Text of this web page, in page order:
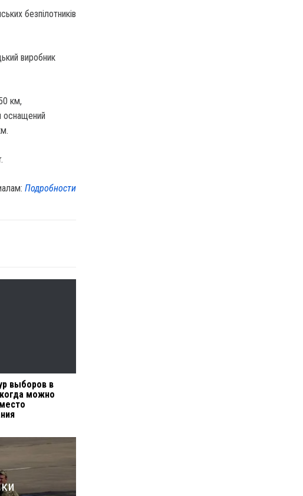
безпілотників
виробник
км,
оснащений
Подробности
выборов в
можно